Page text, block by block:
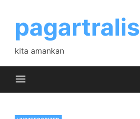
contentpagartralis
kita amankan